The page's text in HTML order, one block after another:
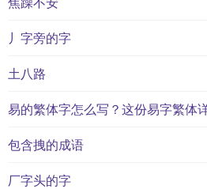
丿字旁的字
土八路
包含拽的成语
厂字头的字